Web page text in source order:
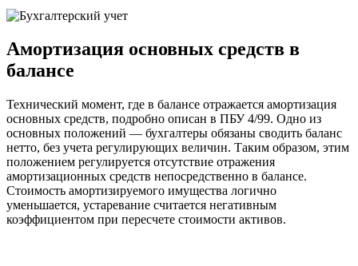
Амортизация основных средств в
балансе
Технический момент, где в балансе отражается амортизация
основных средств, подробно описан в ПБУ 4/99. Одно из
основных положений — бухгалтеры обязаны сводить баланс
нетто, без учета регулирующих величин. Таким образом, этим
положением регулируется отсутствие отражения
амортизационных средств непосредственно в балансе.
Стоимость амортизируемого имущества логично
уменьшается, устаревание считается негативным
коэффициентом при пересчете стоимости активов.